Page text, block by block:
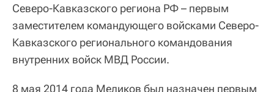
Северо-Кавказского региона РФ – первым
заместителем командующего войсками Северо-
Кавказского регионального командования
внутренних войск МВД России.
8 мая 2014 года Меликов был назначен первым